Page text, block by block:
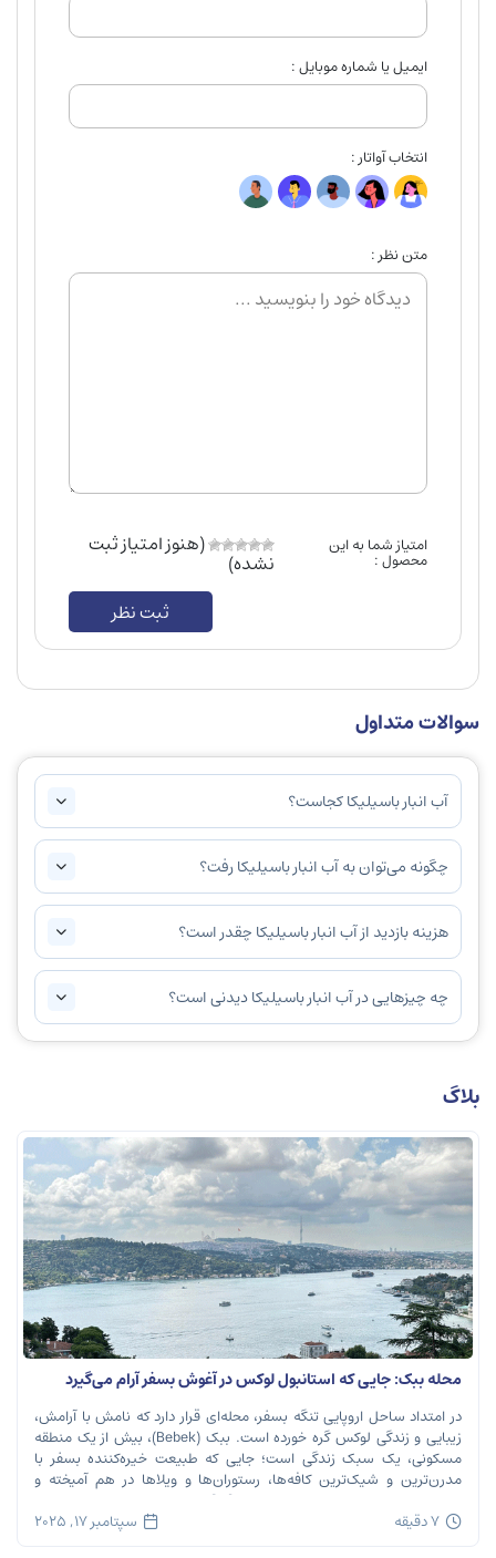
ایمیل یا شماره موبایل :
انتخاب آواتار :
متن نظر :
امتیاز شما به این
محصول :
(هنوز امتیاز ثبت
نشده)
ثبت نظر
سوالات متداول
آب انبار باسیلیکا کجاست؟
چگونه می‌توان به آب انبار باسیلیکا رفت؟
هزینه بازدید از آب انبار باسیلیکا چقدر است؟
چه چیزهایی در آب انبار باسیلیکا دیدنی است؟
بلاگ
محله ببک: جایی که استانبول لوکس در آغوش بسفر آرام می‌گیرد
در امتداد ساحل اروپایی تنگه بسفر، محله‌ای قرار دارد که نامش با آرامش،
زیبایی و زندگی لوکس گره خورده است. ببک (Bebek)، بیش از یک منطقه
مسکونی، یک سبک زندگی است؛ جایی که طبیعت خیره‌کننده بسفر با
مدرن‌ترین و شیک‌ترین کافه‌ها، رستوران‌ها و ویلاها در هم آمیخته و
تصویری بی‌نظیر از استانبول معاصر را به […]
7 دقیقه سپتامبر 17, 2025